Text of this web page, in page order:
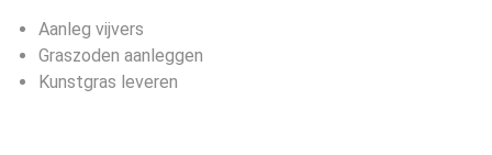
Aanleg vijvers
Graszoden aanleggen
Kunstgras leveren